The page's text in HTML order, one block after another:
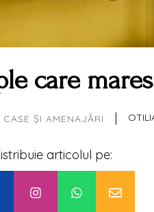
care
CASE ȘI AMENAJĂRI |
articolul pe: